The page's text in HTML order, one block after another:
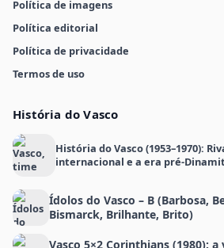
Política de imagens
Política editorial
Política de privacidade
Termos de uso
História do Vasco
História do Vasco (1953–1970):
internacional e a era pré-
Ídolos do Vasco – B (Barbosa,
Bismarck, Brilhante, Brito)
Vasco 5×2 Corinthians (1980):